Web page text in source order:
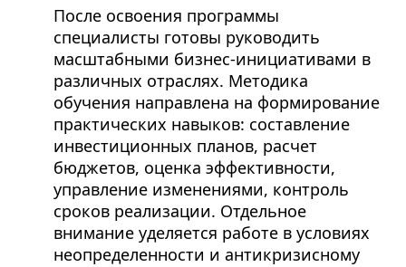
После освоения программы
специалисты готовы руководить
масштабными бизнес-инициативами в
различных отраслях. Методика
обучения направлена на формирование
практических навыков: составление
инвестиционных планов, расчет
бюджетов, оценка эффективности,
управление изменениями, контроль
сроков реализации. Отдельное
внимание уделяется работе в условиях
неопределенности и антикризисному